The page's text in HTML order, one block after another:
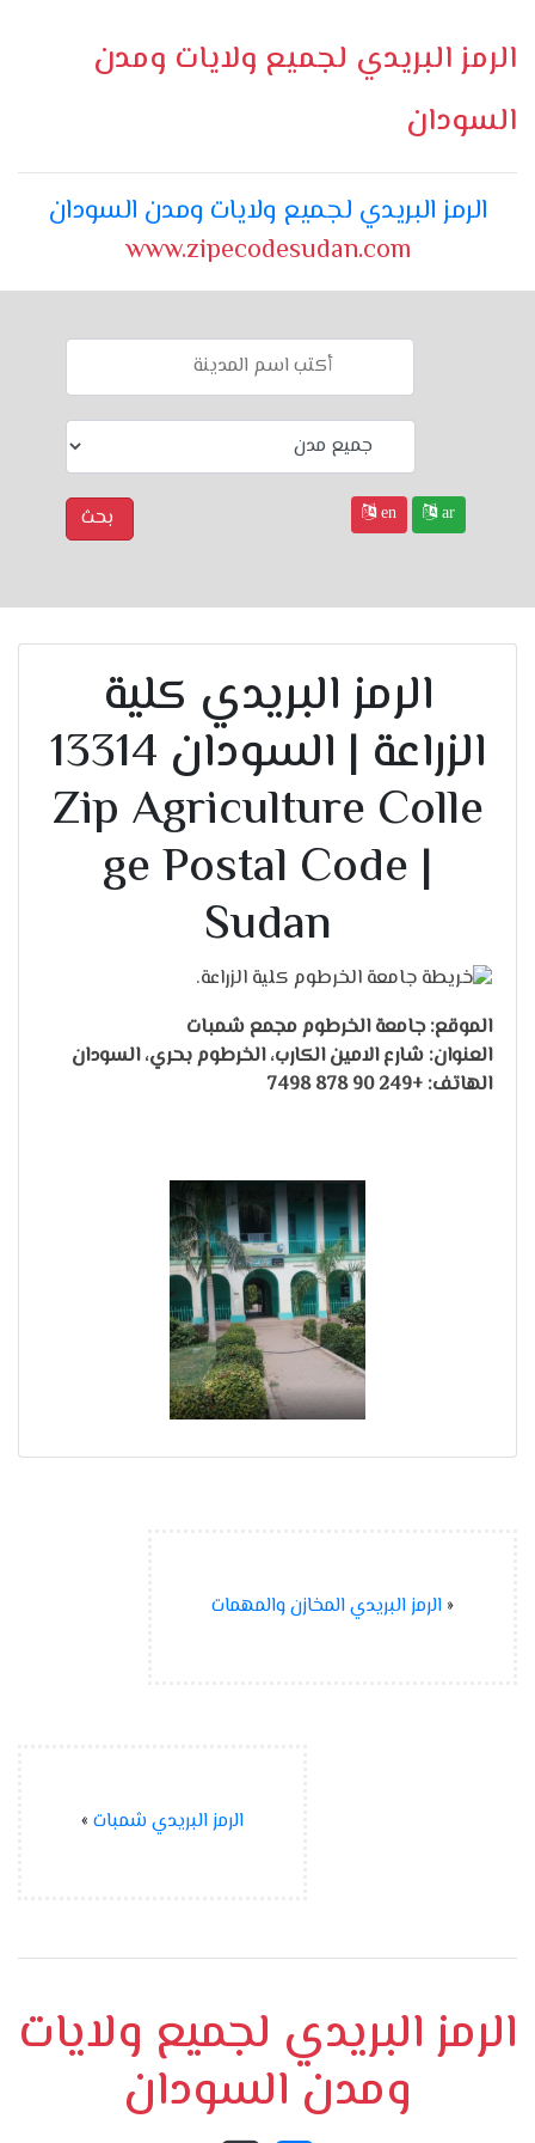
الرمز البريدي لجميع ولايات ومدن
السودان
الرمز البريدي لجميع ولايات ومدن السودان
www.zipecodesudan.com
ar
en
الرمز البريدي كلية
الزراعة | السودان 13314
Zip Agriculture Colle
ge Postal Code |
Sudan
الموقع: جامعة الخرطوم مجمع شمبات
العنوان: شارع الامين الكارب، الخرطوم بحري، السودان
الهاتف: +249 90 878 7498
« الرمز البريدي المخازن والمهمات
الرمز البريدي شمبات »
الرمز البريدي لجميع ولايات
ومدن السودان